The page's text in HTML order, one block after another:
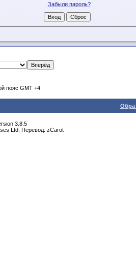
Забыли пароль?
пояс GMT +4.
3.8.5
Ltd. Перевод: zCarot